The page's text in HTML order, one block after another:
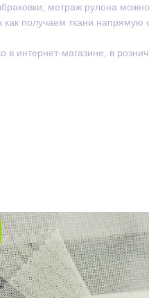
метраж рулона
получаем ткани
в интернет-магазине, в